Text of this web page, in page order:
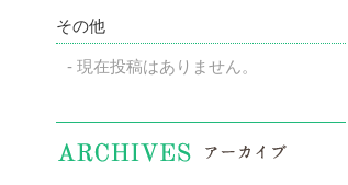
その他
現在投稿はありません。